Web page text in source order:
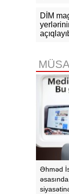
DİM
Əhməd